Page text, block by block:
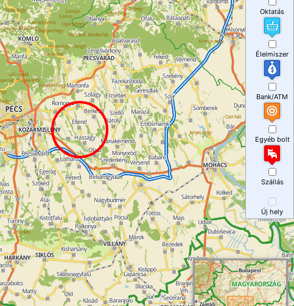
Oktatás
Élelmiszer
Bank/ATM
Egyéb bolt
Szállás
Új hely